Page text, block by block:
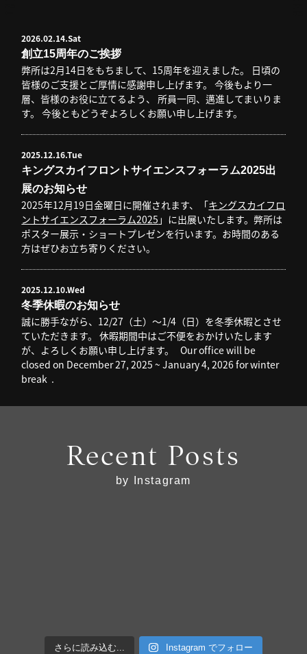
2026.02.14.Sat
創立15周年のご挨拶
弊所は2月14日をもちまして、15周年を迎えました。 日頃の
皆様のご支援とご厚情に感謝申し上げます。 今後もより一
層、皆様のお役に立てるよう、 所員一同、邁進してまいりま
す。 今後ともどうぞよろしくお願い申し上げます。
2025.12.16.Tue
キングスカイフロントサイエンスフォーラム2025出
展のお知らせ
2025年12月19日金曜日に開催されます、「キングスカイフロ
ントサイエンスフォーラム2025 」に出展いたします。弊所は
ポスター展示・ショートプレゼンを行います。お時間のある
方はぜひお立ち寄りください。
2025.12.10.Wed
冬季休暇のお知らせ
誠に勝手ながら、12/27（土）～1/4（日）を冬季休暇とさせ
ていただきます。 休暇期間中はご不便をおかけいたします
が、よろしくお願い申し上げます。 Our office will be
closed on December 27, 2025 ~ January 4, 2026 for winter
break .
Recent Posts
by Instagram
さらに読み込む... Instagram でフォロー